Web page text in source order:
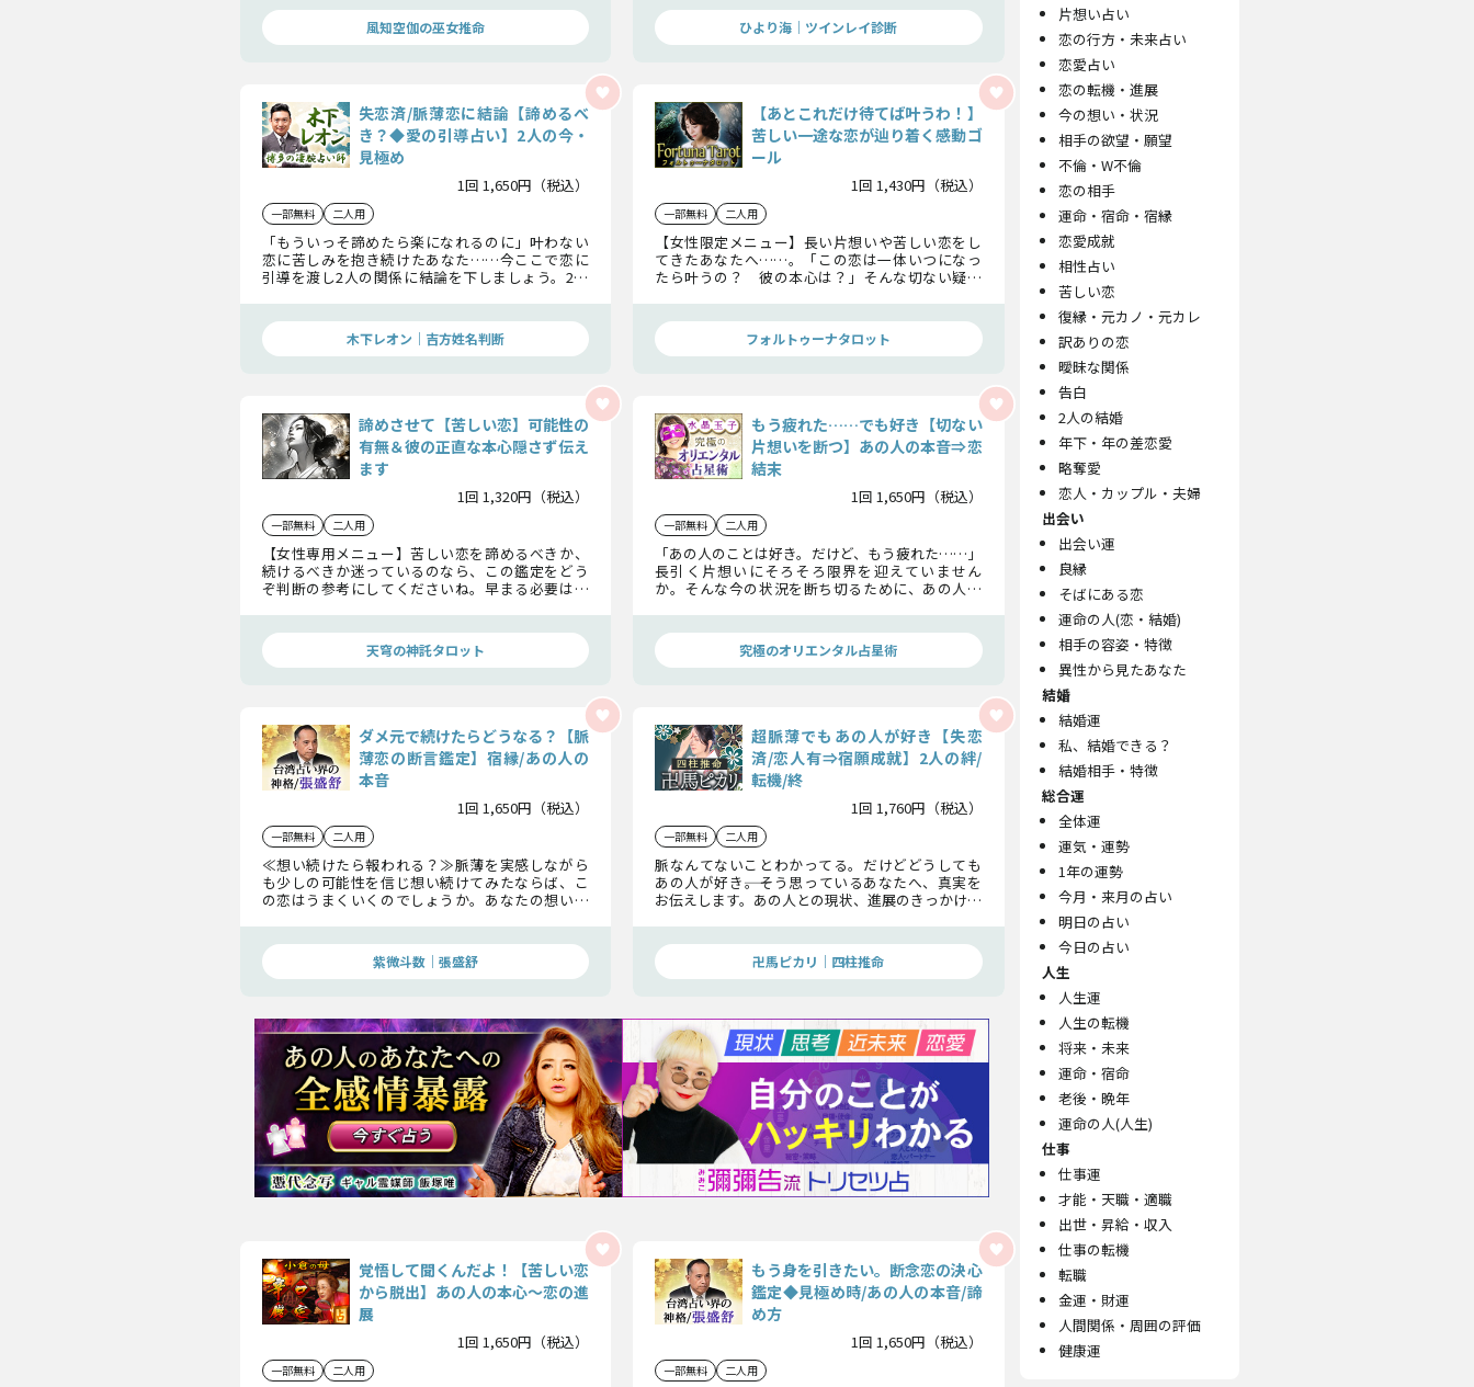
風知空伽の巫女推命 ひより海｜ツインレイ診断
失恋済/脈薄恋に結論【諦めるべ
き？◆愛の引導占い】2人の今・
見極め
1回 1,650円（税込）
一部無料 二人用
「もういっそ諦めたら楽になれるのに」叶わない
恋に苦しみを抱き続けたあなた……今ここで恋に
引導を渡し2人の関係に結論を下しましょう。2人
木下レオン｜吉方姓名判断
【あとこれだけ待てば叶うわ！】
苦しい一途な恋が辿り着く感動ゴ
ール
1回 1,430円（税込）
一部無料 二人用
【女性限定メニュー】長い片想いや苦しい恋をし
てきたあなたへ……。「この恋は一体いつになっ
たら叶うの？ 彼の本心は？」そんな切ない疑問
いるでしょう！フォルトゥーナタロット
諦めさせて【苦しい恋】可能性の
有無＆彼の正直な本心隠さず伝え
ます
1回 1,320円（税込）
一部無料 二人用
【女性専用メニュー】苦しい恋を諦めるべきか、
続けるべきか迷っているのなら、この鑑定をどう
ぞ判断の参考にしてくださいね。早まる必要はな
天穹の神託タロット
もう疲れた……でも好き【切ない
片想いを断つ】あの人の本音⇒恋
結末
1回 1,650円（税込）
一部無料 二人用
「あの人のことは好き。だけど、もう疲れた……」
長引く片想いにそろそろ限界を迎えていません
か。そんな今の状況を断ち切るために、あの人の
っくりとお伝えしましょう。
究極のオリエンタル占星術
ダメ元で続けたらどうなる？【脈
薄恋の断言鑑定】宿縁/あの人の
本音
1回 1,650円（税込）
一部無料 二人用
≪想い続けたら報われる？≫脈薄を実感しながら
も少しの可能性を信じ想い続けてみたならば、こ
の恋はうまくいくのでしょうか。あなたの想いを
紫微斗数｜張盛舒
超脈薄でもあの人が好き【失恋
済/恋人有⇒宿願成就】2人の絆/
転機/終
1回 1,760円（税込）
一部無料 二人用
脈なんてないことわかってる。だけどどうしても
あの人が好き――。そう思っているあなたへ、真実を
お伝えします。あの人との現状、進展のきっかけと
う。
卍馬ピカリ｜四柱推命
覚悟して聞くんだよ！【苦しい恋
から脱出】あの人の本心〜恋の進
展
1回 1,650円（税込）
一部無料 二人用
もう身を引きたい。断念恋の決心
鑑定◆見極め時/あの人の本音/諦
め方
1回 1,650円（税込）
一部無料 二人用
片想い占い
恋の行方・未来占い
恋愛占い
恋の転機・進展
今の想い・状況
相手の欲望・願望
不倫・W不倫
恋の相手
運命・宿命・宿縁
恋愛成就
相性占い
苦しい恋
復縁・元カノ・元カレ
訳ありの恋
曖昧な関係
告白
2人の結婚
年下・年の差恋愛
略奪愛
恋人・カップル・夫婦
出会い
出会い運
良縁
そばにある恋
運命の人(恋・結婚)
相手の容姿・特徴
異性から見たあなた
結婚
結婚運
私、結婚できる？
結婚相手・特徴
総合運
全体運
運気・運勢
1年の運勢
今月・来月の占い
明日の占い
今日の占い
人生
人生運
人生の転機
将来・未来
運命・宿命
老後・晩年
運命の人(人生)
仕事
仕事運
才能・天職・適職
出世・昇給・収入
仕事の転機
転職
金運・財運
人間関係・周囲の評価
健康運